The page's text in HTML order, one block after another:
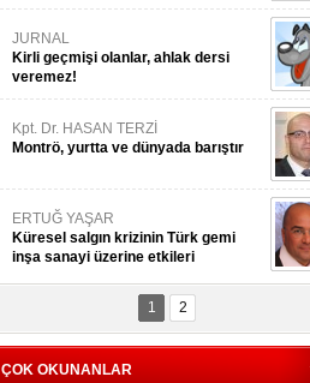
JURNAL
Kirli geçmişi olanlar, ahlak dersi
veremez!
Kpt. Dr. HASAN TERZİ
Montrö, yurtta ve dünyada barıştır
ERTUĞ YAŞAR
Küresel salgın krizinin Türk gemi
inşa sanayi üzerine etkileri
Kpt. MESUT AZMİ GÖKSOY
ithafen...
1 2
ÇOK OKUNANLAR